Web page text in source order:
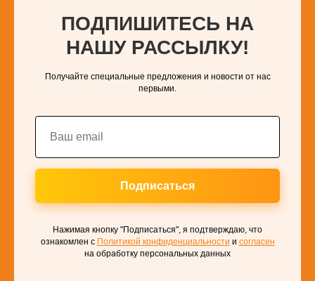
ПОДПИШИТЕСЬ НА
НАШУ РАССЫЛКУ!
Получайте специальные предложения и новости от нас
первыми.
Подписаться
Нажимая кнопку "Подписаться", я подтверждаю, что
ознакомлен с Политикой конфиденциальности и согласен
на обработку персональных данных